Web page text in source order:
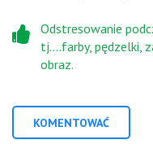
Odstresowanie
tj....farby, pędzelki,
obraz.
KOMENTOWAĆ